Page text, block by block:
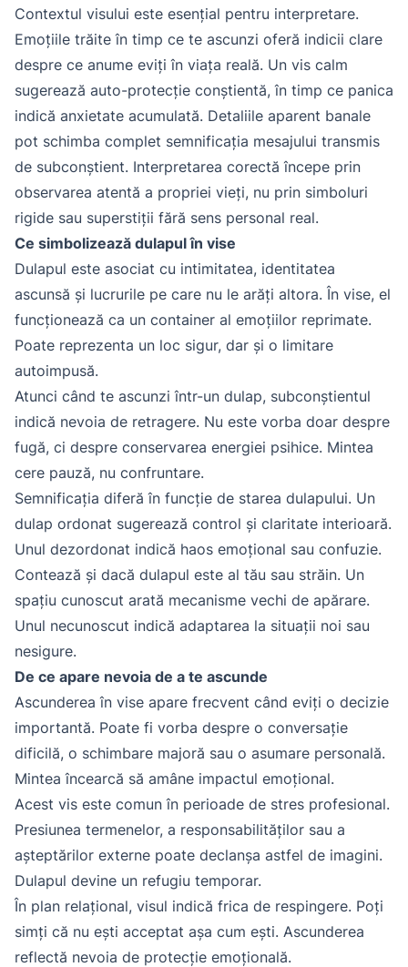
Contextul visului este esențial pentru interpretare.
Emoțiile trăite în timp ce te ascunzi oferă indicii clare
despre ce anume eviți în viața reală. Un vis calm
sugerează auto-protecție conștientă, în timp ce panica
indică anxietate acumulată. Detaliile aparent banale
pot schimba complet semnificația mesajului transmis
de subconștient. Interpretarea corectă începe prin
observarea atentă a propriei vieți, nu prin simboluri
rigide sau superstiții fără sens personal real.
Ce simbolizează dulapul în vise
Dulapul este asociat cu intimitatea, identitatea
ascunsă și lucrurile pe care nu le arăți altora. În vise, el
funcționează ca un container al emoțiilor reprimate.
Poate reprezenta un loc sigur, dar și o limitare
autoimpusă.
Atunci când te ascunzi într-un dulap, subconștientul
indică nevoia de retragere. Nu este vorba doar despre
fugă, ci despre conservarea energiei psihice. Mintea
cere pauză, nu confruntare.
Semnificația diferă în funcție de starea dulapului. Un
dulap ordonat sugerează control și claritate interioară.
Unul dezordonat indică haos emoțional sau confuzie.
Contează și dacă dulapul este al tău sau străin. Un
spațiu cunoscut arată mecanisme vechi de apărare.
Unul necunoscut indică adaptarea la situații noi sau
nesigure.
De ce apare nevoia de a te ascunde
Ascunderea în vise apare frecvent când eviți o decizie
importantă. Poate fi vorba despre o conversație
dificilă, o schimbare majoră sau o asumare personală.
Mintea încearcă să amâne impactul emoțional.
Acest vis este comun în perioade de stres profesional.
Presiunea termenelor, a responsabilităților sau a
așteptărilor externe poate declanșa astfel de imagini.
Dulapul devine un refugiu temporar.
În plan relațional, visul indică frica de respingere. Poți
simți că nu ești acceptat așa cum ești. Ascunderea
reflectă nevoia de protecție emoțională.